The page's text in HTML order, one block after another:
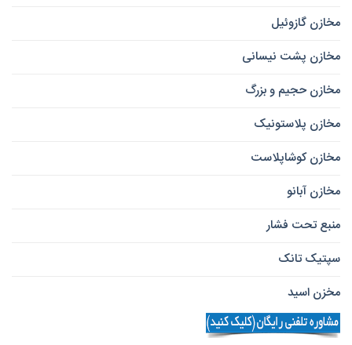
مخازن گازوئیل
مخازن پشت نیسانی
مخازن حجیم و بزرگ
مخازن پلاستونیک
مخازن کوشاپلاست
مخازن آبانو
منبع تحت فشار
سپتیک تانک
مخزن اسید